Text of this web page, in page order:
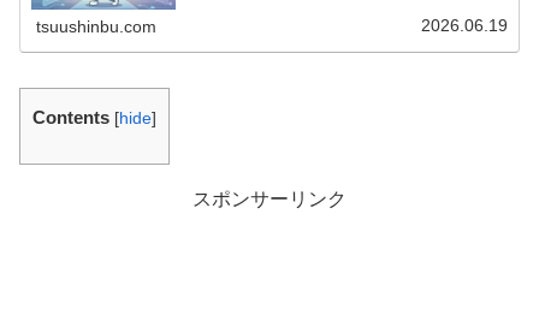
tsuushinbu.com 2026.06.19
Contents [hide]
スポンサーリンク